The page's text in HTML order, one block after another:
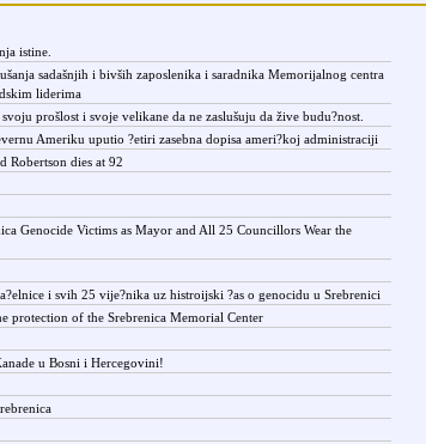
istine.
sadašnjih i bivših zaposlenika i saradnika Memorijalnog centra
liderima
prošlost i svoje velikane da ne zaslušuju da žive budu?nost.
Ameriku uputio ?etiri zasebna dopisa ameri?koj administraciji
Robertson dies at 92
Genocide Victims as Mayor and All 25 Councillors Wear the
i svih 25 vije?nika uz histroijski ?as o genocidu u Srebrenici
protection of the Srebrenica Memorial Center
u Bosni i Hercegovini!